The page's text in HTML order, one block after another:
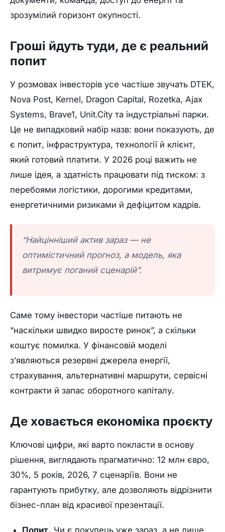
зрозумілий горизонт окупності.
Гроші йдуть туди, де є реальний
попит
У розмовах інвесторів усе частіше звучать DTEK,
Nova Post, Kernel, Dragon Capital, Rozetka, Ajax
Systems, Brave1, Unit.City та індустріальні парки.
Це не випадковий набір назв: вони показують, де
є попит, інфраструктура, технології й клієнт,
який готовий платити. У 2026 році важить не
лише ідея, а здатність працювати під тиском: з
перебоями логістики, дорогими кредитами,
енергетичними ризиками й дефіцитом кадрів.
“Найцінніший актив зараз — не
оптимістичний прогноз, а модель, яка
витримує поганий сценарій”.
Саме тому інвестори частіше питають не
“наскільки швидко виросте ринок”, а скільки
коштує помилка. У фінансовій моделі
з’являються резервні джерела енергії,
страхування, альтернативні маршрути, сервісні
контракти й запас оборотного капіталу.
Де ховається економіка проєкту
Ключові цифри, які варто покласти в основу
рішення, виглядають прагматично: 12 млн євро,
30%, 5 років, 2026, 7 сценаріїв. Вони не
гарантують прибутку, але дозволяють відрізнити
бізнес-план від красивої презентації.
Попит. Чи є покупець уже зараз, а не лише